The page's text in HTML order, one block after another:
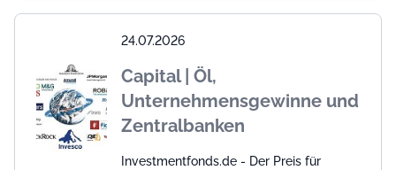
24.07.2026
Capital | Öl,
Unternehmensgewinne und
Zentralbanken
Investmentfonds.de - Der Preis für